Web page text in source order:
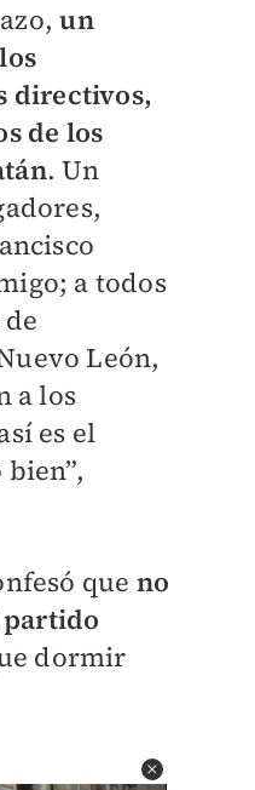
un
directivos,
de los
. Un
a todos
León,
a los
es el
que no
dormir